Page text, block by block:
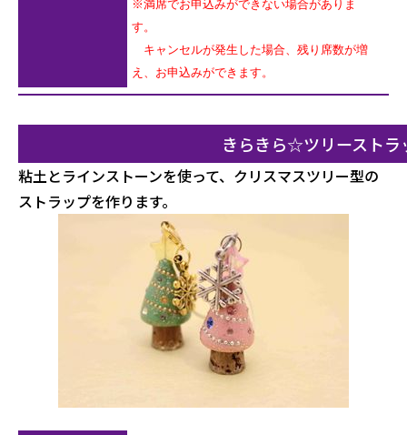
※満席でお申込みができない場合がありま
す。
キャンセルが発生した場合、残り席数が増
え、お申込みができます。
きらきら☆ツリーストラ
粘土とラインストーンを使って、クリスマスツリー型の
ストラップを作ります。